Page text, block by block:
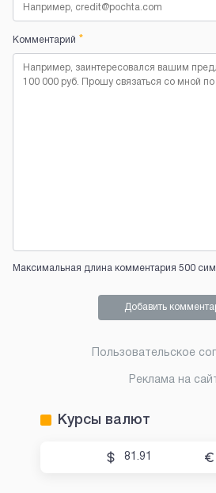
Комментарий *
Максимальная длина комментария 500
Добавить
Пользовательское
Реклама на
Курсы валют
81.91